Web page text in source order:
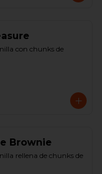
con chunks de
Brownie
rellena de chunks de